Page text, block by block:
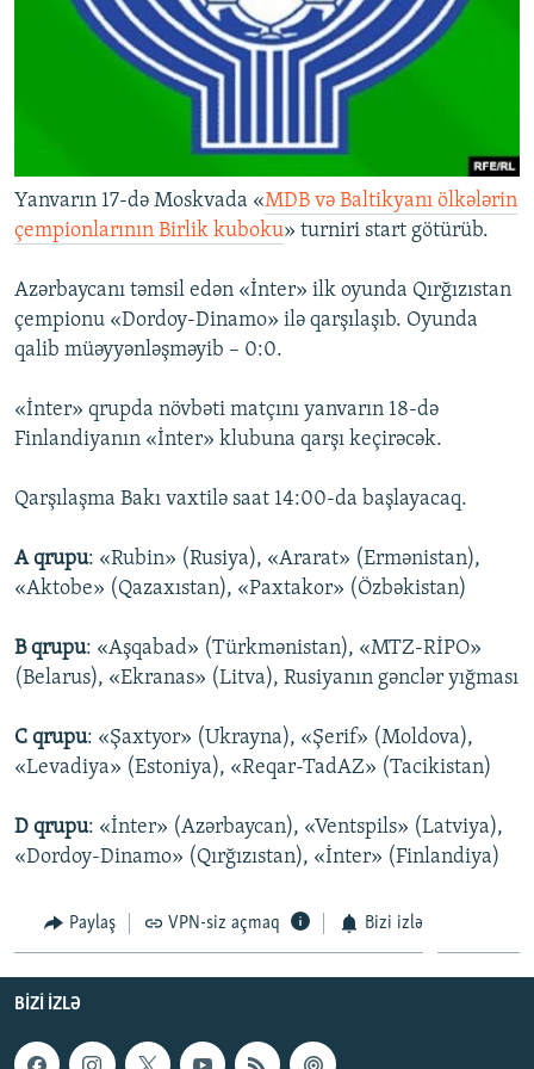
İNFOQRAFIKA
KARIKATURA
AZƏRBAYCAN ƏDƏBIYYATI KITABXANASI
İSLAM VƏ DEMOKRATIYA
İZ - MƏDƏNIYYƏT PROQRAMI
MISSIYAMIZ
PEŞƏ ETIKASI VƏ JURNALISTIKA STANDARTLARIMIZ
MATERIALLARIMIZDAN ISTIFADƏ
AZADLIQRADIOSU MOBIL TELEFONUNUZDA
BIZIMLƏ ƏLAQƏ
XƏBƏR BÜLLETENLƏRIMIZ
RFE/RL-in bütün saytları
Yanvarın 17-də Moskvada «MDB və Baltikyanı ölkələrin
çempionlarının Birlik kuboku» turniri start götürüb.
Azərbaycanı təmsil edən «İnter» ilk oyunda Qırğızıstan
çempionu «Dordoy-Dinamo» ilə qarşılaşıb. Oyunda
qalib müəyyənləşməyib – 0:0.
«İnter» qrupda növbəti matçını yanvarın 18-də
Finlandiyanın «İnter» klubuna qarşı keçirəcək.
Qarşılaşma Bakı vaxtilə saat 14:00-da başlayacaq.
A qrupu: «Rubin» (Rusiya), «Ararat» (Ermənistan),
«Aktobe» (Qazaxıstan), «Paxtakor» (Özbəkistan)
B qrupu: «Aşqabad» (Türkmənistan), «MTZ-RİPO»
(Belarus), «Ekranas» (Litva), Rusiyanın gənclər yığması
C qrupu: «Şaxtyor» (Ukrayna), «Şerif» (Moldova),
«Levadiya» (Estoniya), «Reqar-TadAZ» (Tacikistan)
D qrupu: «İnter» (Azərbaycan), «Ventspils» (Latviya),
«Dordoy-Dinamo» (Qırğızıstan), «İnter» (Finlandiya)
Paylaş VPN-siz açmaq Bizi izlə
BIZI IZLƏ